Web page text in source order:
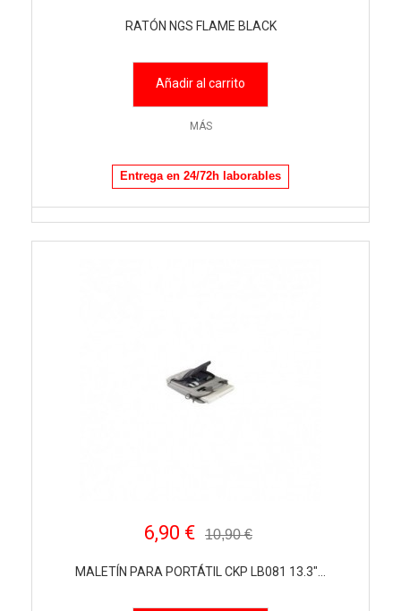
RATÓN NGS FLAME BLACK
Añadir al carrito
MÁS
Entrega en 24/72h laborables
6,90 € 10,90 €
MALETÍN PARA PORTÁTIL CKP LB081 13.3"...